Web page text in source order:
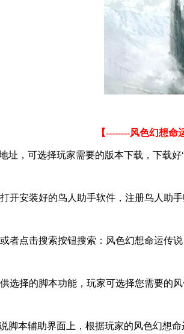
【--------风色幻想命
，可选择玩家需要的版本下载，下载好
开安装好的鸟人助手软件，注册鸟人助
者点击搜索按钮搜索：风色幻想命运传
选择的脚本功能，玩家可选择您需要的
脚本辅助界面上，根据玩家的风色幻想